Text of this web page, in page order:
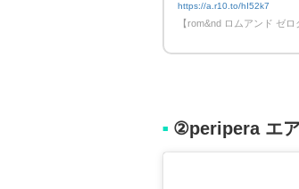
https://a.r10.to/hI52k7
【rom&nd ロムアンド ゼロ
■ ②peripera エ